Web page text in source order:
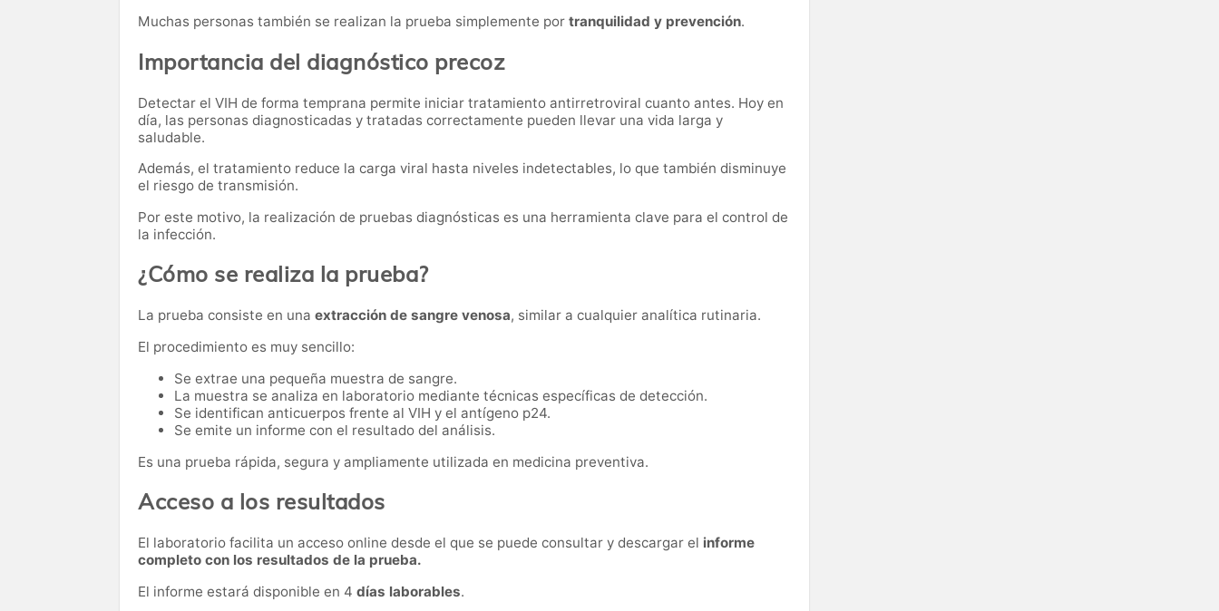
Muchas personas también se realizan la prueba simplemente por tranquilidad y prevención.
Importancia del diagnóstico precoz
Detectar el VIH de forma temprana permite iniciar tratamiento antirretroviral cuanto antes. Hoy en
día, las personas diagnosticadas y tratadas correctamente pueden llevar una vida larga y
saludable.
Además, el tratamiento reduce la carga viral hasta niveles indetectables, lo que también disminuye
el riesgo de transmisión.
Por este motivo, la realización de pruebas diagnósticas es una herramienta clave para el control de
la infección.
¿Cómo se realiza la prueba?
La prueba consiste en una extracción de sangre venosa, similar a cualquier analítica rutinaria.
El procedimiento es muy sencillo:
Se extrae una pequeña muestra de sangre.
La muestra se analiza en laboratorio mediante técnicas específicas de detección.
Se identifican anticuerpos frente al VIH y el antígeno p24.
Se emite un informe con el resultado del análisis.
Es una prueba rápida, segura y ampliamente utilizada en medicina preventiva.
Acceso a los resultados
El laboratorio facilita un acceso online desde el que se puede consultar y descargar el informe
completo con los resultados de la prueba.
El informe estará disponible en 4 días laborables.